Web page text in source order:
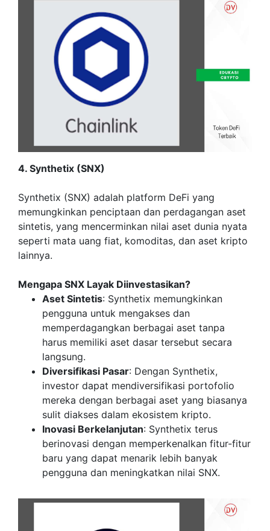
4. Synthetix (SNX)
Synthetix (SNX) adalah platform DeFi yang
memungkinkan penciptaan dan perdagangan aset
sintetis, yang mencerminkan nilai aset dunia nyata
seperti mata uang fiat, komoditas, dan aset kripto
lainnya.
Mengapa SNX Layak Diinvestasikan?
Aset Sintetis: Synthetix memungkinkan
pengguna untuk mengakses dan
memperdagangkan berbagai aset tanpa
harus memiliki aset dasar tersebut secara
langsung.
Diversifikasi Pasar: Dengan Synthetix,
investor dapat mendiversifikasi portofolio
mereka dengan berbagai aset yang biasanya
sulit diakses dalam ekosistem kripto.
Inovasi Berkelanjutan: Synthetix terus
berinovasi dengan memperkenalkan fitur-fitur
baru yang dapat menarik lebih banyak
pengguna dan meningkatkan nilai SNX.